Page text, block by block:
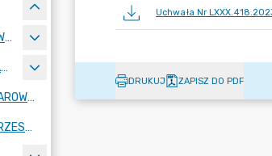
ZARZĄDZENIA WEWNĘTRZNE WÓJTA GMINY LUBAŃ
ZARZĄDZENIA WÓJTA GMINY LUBAŃ
MIEJSCOWY PLAN ZAGOSPODAROWANIA PRZESTRZENNEGO
PLAN ZAGOSPODAROWANIA PRZESTRZENNEGO
Uchwała Nr
DRUKUJ ZAPISZ DO PDF